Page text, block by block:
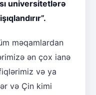
universitetlərə
məqamlardan
ən çox ianə
və ya
və Çin kimi